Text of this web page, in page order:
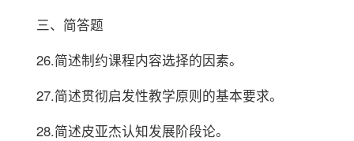
三、简答题
26.简述制约课程内容选择的因素。
27.简述贯彻启发性教学原则的基本要求。
28.简述皮亚杰认知发展阶段论。